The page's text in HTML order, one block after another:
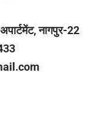
नागपुर-22